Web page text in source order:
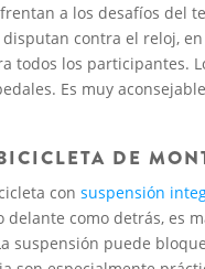
a los desafíos del
contra el reloj,
todos los participantes.
Es muy
DE
con suspensión
como detrás, es
suspensión puede